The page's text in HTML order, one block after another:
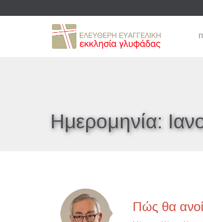
Ημερομηνία:
Πώς θα